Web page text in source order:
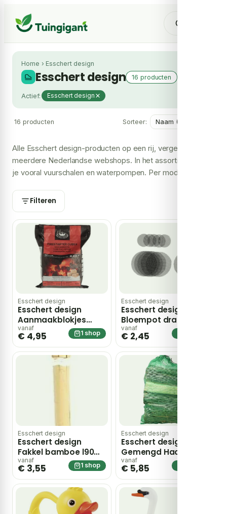
Home › Esschert design
Esschert design 16 producten
Actief: Esschert design
16 producten Sorteer:
Alle Esschert design-producten op een rij, vergeleken over
meerdere Nederlandse webshops. In het assortiment vind
je vooral vuurschalen en waterpompen. Per model zie je
Esschert design bij de voordeligste shop koopt.
Filteren
Esschert design
Esschert design
Aanmaakblokjes
l8b18h25cm 72st
vanaf
€ 4,95 1 shop
Esschert design
Esschert design
Bloempot drainage
net set van 12
vanaf
€ 2,45
Esschert design
Esschert design
Fakkel bamboe l90
cm
vanaf
€ 3,55 1 shop
Esschert design
Esschert design
Gemengd Haardhout
in Netzak 8 kg
vanaf
€ 5,85